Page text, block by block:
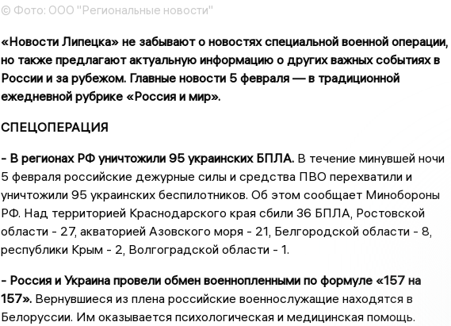
© Фото: ООО "Региональные новости"
«Новости Липецка» не забывают о новостях специальной военной операции,
но также предлагают актуальную информацию о других важных событиях в
России и за рубежом. Главные новости 5 февраля — в традиционной
ежедневной рубрике «Россия и мир».
СПЕЦОПЕРАЦИЯ
- В регионах РФ уничтожили 95 украинских БПЛА.В течение минувшей ночи
5 февраля российские дежурные силы и средства ПВО перехватили и
уничтожили 95 украинских беспилотников. Об этом сообщает Минобороны
РФ. Над территорией Краснодарского края сбили 36 БПЛА, Ростовской
области - 27, акваторией Азовского моря - 21, Белгородской области - 8,
республики Крым - 2, Волгоградской области - 1.
- Россия и Украина провели обмен военнопленными по формуле «157 на
157». Вернувшиеся из плена российские военнослужащие находятся в
Белоруссии. Им оказывается психологическая и медицинская помощь.